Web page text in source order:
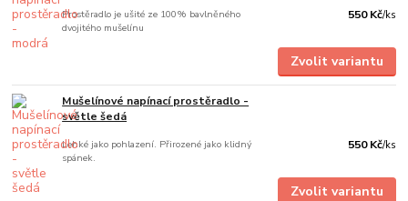
Prostěradlo je ušité ze 100% bavlněného
dvojitého mušelínu
550 Kč/ks
Zvolit variantu
Mušelínové napínací prostěradlo -
světle šedá
Lehké jako pohlazení. Přirozené jako klidný
spánek.
550 Kč/ks
Zvolit variantu